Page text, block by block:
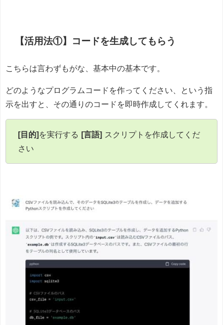
【活用法①】コードを生成してもらう
こちらは言わずもがな、基本中の基本です。
どのようなプログラムコードを作ってください、という指
示を出すと、その通りのコードを即時作成してくれます。
[目的] を実行する [言語] スクリプトを作成してくだ
さい